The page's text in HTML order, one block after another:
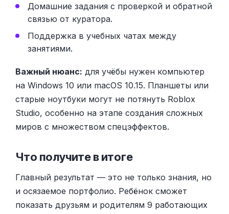
Домашние задания с проверкой и обратной
связью от куратора.
Поддержка в учебных чатах между
занятиями.
Важный нюанс: для учёбы нужен компьютер
на Windows 10 или macOS 10.15. Планшеты или
старые ноутбуки могут не потянуть Roblox
Studio, особенно на этапе создания сложных
миров с множеством спецэффектов.
Что получите в итоге
Главный результат — это не только знания, но
и осязаемое портфолио. Ребёнок сможет
показать друзьям и родителям 9 работающих